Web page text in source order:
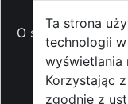
O strzyzowiak.pl
medialny -
kontakt
Ta strona
technologii w
wyświetlania
Korzystając
zgodnie z